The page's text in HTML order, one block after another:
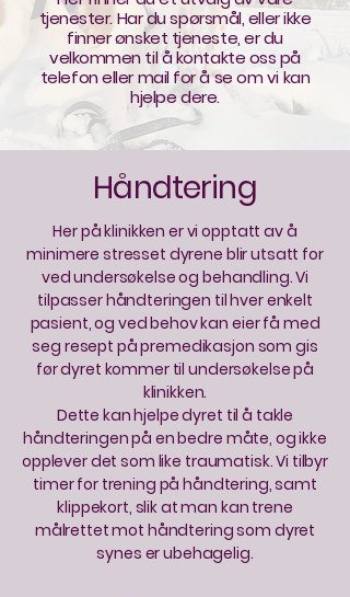
tjenester. Har du spørsmål, eller ikke
finner ønsket tjeneste, er du
velkommen til å kontakte oss på
telefon eller mail for å se om vi kan
hjelpe dere.
Håndtering
Her på klinikken er vi opptatt av å
minimere stresset dyrene blir utsatt for
ved undersøkelse og behandling. Vi
tilpasser håndteringen til hver enkelt
pasient, og ved behov kan eier få med
seg resept på premedikasjon som gis
før dyret kommer til undersøkelse på
klinikken.
Dette kan hjelpe dyret til å takle
håndteringen på en bedre måte, og ikke
opplever det som like traumatisk. Vi tilbyr
timer for trening på håndtering, samt
klippekort, slik at man kan trene
målrettet mot håndtering som dyret
synes er ubehagelig.